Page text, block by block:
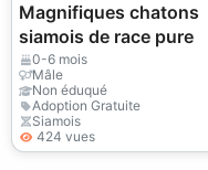
Magnifiques chatons
siamois de race pure
0-6 mois
Mâle
Non éduqué
Adoption Gratuite
Siamois
424 vues